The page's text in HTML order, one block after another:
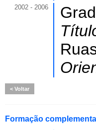
2002 - 2006
Voltar
Formação